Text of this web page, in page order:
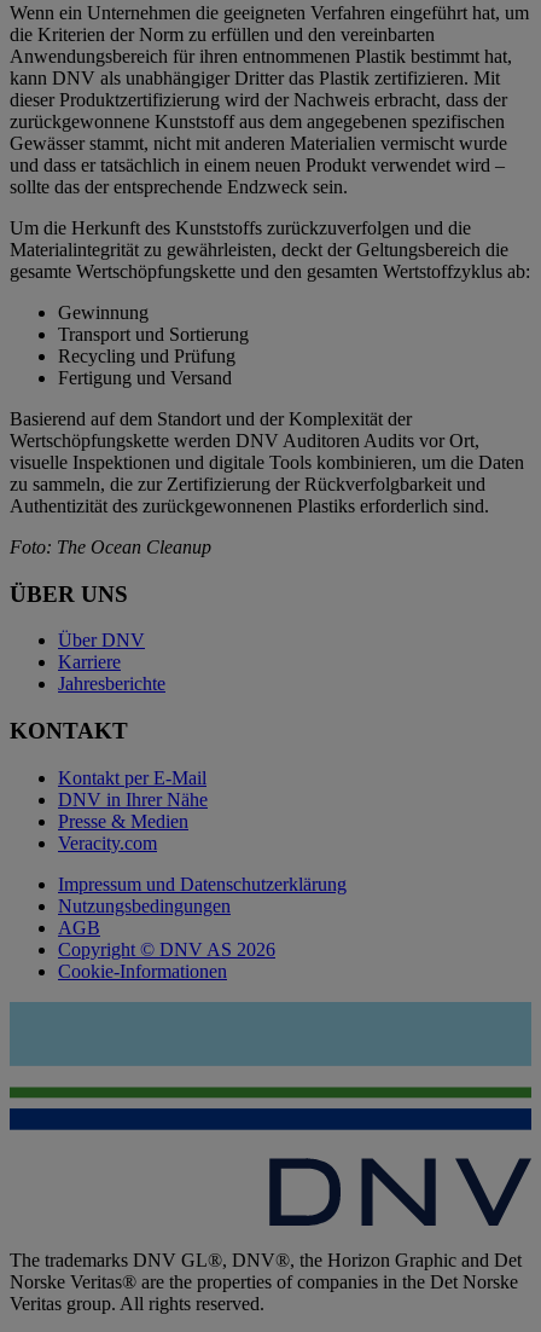
Wenn ein Unternehmen die geeigneten Verfahren eingeführt hat, um
die Kriterien der Norm zu erfüllen und den vereinbarten
Anwendungsbereich für ihren entnommenen Plastik bestimmt hat,
kann DNV als unabhängiger Dritter das Plastik zertifizieren. Mit
dieser Produktzertifizierung wird der Nachweis erbracht, dass der
zurückgewonnene Kunststoff aus dem angegebenen spezifischen
Gewässer stammt, nicht mit anderen Materialien vermischt wurde
und dass er tatsächlich in einem neuen Produkt verwendet wird –
sollte das der entsprechende Endzweck sein.
Um die Herkunft des Kunststoffs zurückzuverfolgen und die
Materialintegrität zu gewährleisten, deckt der Geltungsbereich die
gesamte Wertschöpfungskette und den gesamten Wertstoffzyklus ab:
Gewinnung
Transport und Sortierung
Recycling und Prüfung
Fertigung und Versand
Basierend auf dem Standort und der Komplexität der
Wertschöpfungskette werden DNV Auditoren Audits vor Ort,
visuelle Inspektionen und digitale Tools kombinieren, um die Daten
zu sammeln, die zur Zertifizierung der Rückverfolgbarkeit und
Authentizität des zurückgewonnenen Plastiks erforderlich sind.
Foto: The Ocean Cleanup
ÜBER UNS
Über DNV
Karriere
Jahresberichte
KONTAKT
Kontakt per E-Mail
DNV in Ihrer Nähe
Presse & Medien
Veracity.com
Impressum und Datenschutzerklärung
Nutzungsbedingungen
AGB
Copyright © DNV AS 2026
Cookie-Informationen
The trademarks DNV GL®, DNV®, the Horizon Graphic and Det
Norske Veritas® are the properties of companies in the Det Norske
Veritas group. All rights reserved.